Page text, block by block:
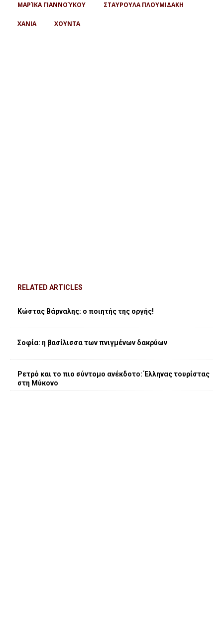
ΜΑΡΊΚΑ ΓΙΑΝΝΟΎΚΟΥ ΣΤΑΥΡΟΥΛΑ ΠΛΟΥΜΙΔΑΚΗ
ΧΑΝΙΑ ΧΟΥΝΤΑ
RELATED ARTICLES
Κώστας Βάρναλης: ο ποιητής της οργής!
Σοφία: η βασίλισσα των πνιγμένων δακρύων
Ρετρό και το πιο σύντομο ανέκδοτο: Έλληνας τουρίστας
στη Μύκονο